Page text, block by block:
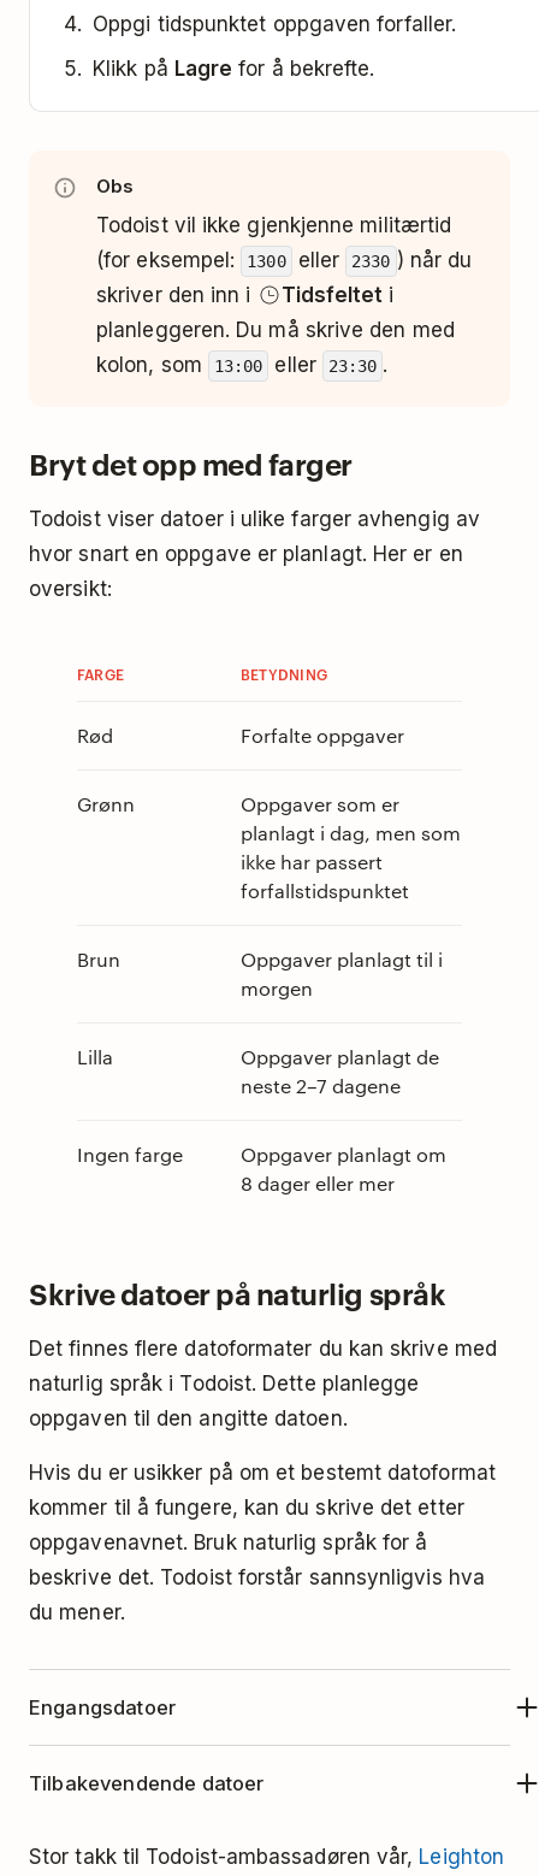
Oppgi tidspunktet oppgaven forfaller.
Klikk på Lagre for å bekrefte.
Obs
Todoist vil ikke gjenkjenne militærtid
(for eksempel:
1300 eller 2330 ) når du
skriver den inn i
Tidsfeltet i
planleggeren. Du må skrive den med
kolon, som
13:00 eller 23:30 .
Bryt det opp med farger
Todoist viser datoer i ulike farger avhengig av
hvor snart en oppgave er planlagt. Her er en
oversikt:
FARGE BETYDNING
Rød Forfalte oppgaver
Grønn
Oppgaver som er
planlagt i dag, men som
ikke har passert
forfallstidspunktet
Brun
Oppgaver planlagt til i
morgen
Lilla
Oppgaver planlagt de
neste 2–7 dagene
Ingen farge
Oppgaver planlagt om
8 dager eller mer
Skrive datoer på naturlig språk
Det finnes flere datoformater du kan skrive med
naturlig språk i Todoist. Dette planlegge
oppgaven til den angitte datoen.
Hvis du er usikker på om et bestemt datoformat
kommer til å fungere, kan du skrive det etter
oppgavenavnet. Bruk naturlig språk for å
beskrive det. Todoist forstår sannsynligvis hva
du mener.
Engangsdatoer
til en oppgave i Todoist, og du ønsker å
Tilbakevendende datoer
Stor takk til Todoist-ambassadøren vår, Leighton